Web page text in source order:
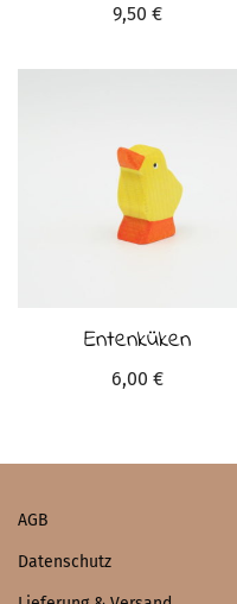
9,50 €
Entenküken
6,00 €
AGB
Datenschutz